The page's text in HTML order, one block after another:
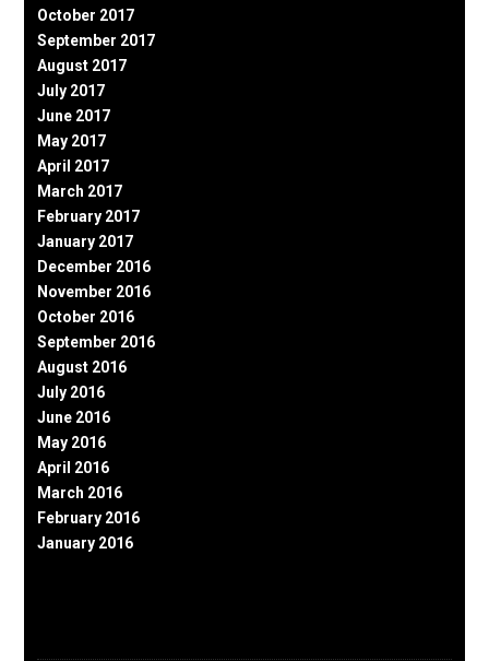
October 2017
September 2017
August 2017
July 2017
June 2017
May 2017
April 2017
March 2017
February 2017
January 2017
December 2016
November 2016
October 2016
September 2016
August 2016
July 2016
June 2016
May 2016
April 2016
March 2016
February 2016
January 2016